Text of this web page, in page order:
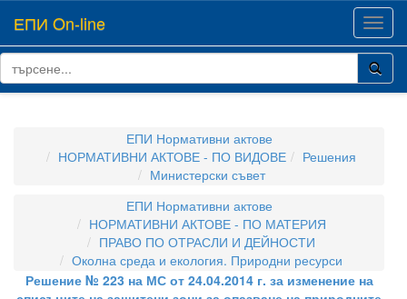
ЕПИ On-line
ЕПИ Нормативни актове
НОРМАТИВНИ АКТОВЕ - ПО ВИДОВЕ
Решения
Министерски съвет
ЕПИ Нормативни актове
НОРМАТИВНИ АКТОВЕ - ПО МАТЕРИЯ
ПРАВО ПО ОТРАСЛИ И ДЕЙНОСТИ
Околна среда и екология. Природни ресурси
Решение № 223 на МС от 24.04.2014 г. за изменение на